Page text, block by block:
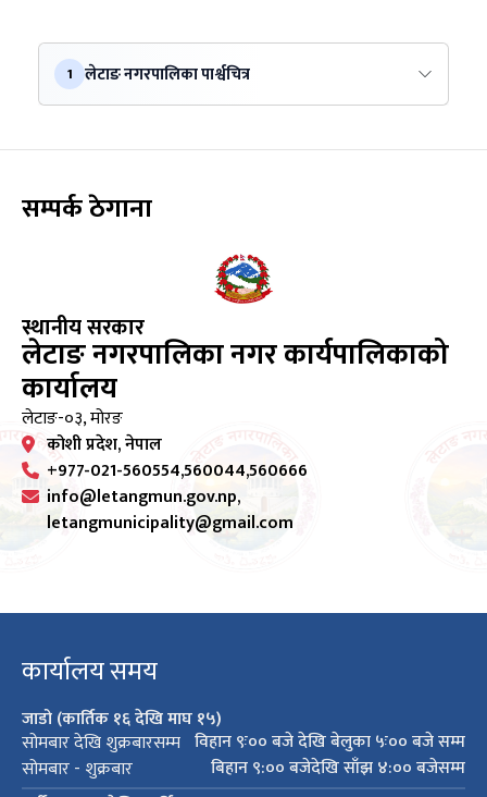
1 लेटाङ नगरपालिका पार्श्वचित्र
सम्पर्क ठेगाना
स्थानीय सरकार
लेटाङ नगरपालिका नगर कार्यपालिकाको
कार्यालय
लेटाङ-०३, मोरङ
कोशी प्रदेश, नेपाल
+977-021-560554,560044,560666
info@letangmun.gov.np,
letangmunicipality@gmail.com
कार्यालय समय
जाडो (कार्तिक १६ देखि माघ १५)
सोमबार देखि शुक्रबारसम्म विहान ९ः०० बजे देखि बेलुका ५ः०० बजे सम्म
सोमबार - शुक्रबार
बिहान ९:०० बजेदेखि साँझ ४:०० बजेसम्म